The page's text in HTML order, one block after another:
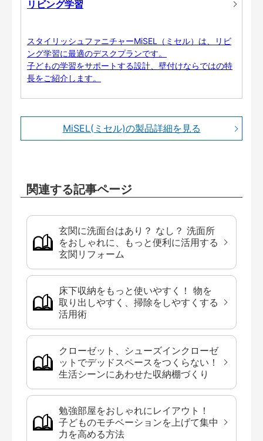
リビング学習
スタイリッシュファニチャーMiSEL（ミセル）は、リビ
ング学習に最適のデスクプランです。
子どもの学習をサポートする設計、壁付けならではの特
長をご紹介します。
MiSEL(ミセル)の製品詳細を見る
関連する記事ページ
玄関に洗面台はあり？ なし？ 洗面所
をおしゃれに、もっと便利に活用する
玄関リフォーム
床下収納をもっと使いやすく！ 物を
取り出しやすく、掃除をしやすくする
活用術
クローゼット、シューズインクローゼ
ットでデッドスペースをつくらない！
生活シーンにあわせた収納棚づくり
勉強部屋をおしゃれにレイアウト！
子どものモチベーションを上げて集中
力を高める方法